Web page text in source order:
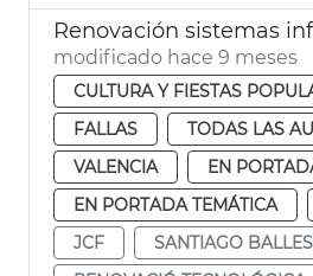
modificado hace 9 meses
CULTURA Y FIESTAS
FALLAS
TODAS LAS
VALENCIA
EN
EN PORTADA TEMÁTICA
JCF
SANTIAGO